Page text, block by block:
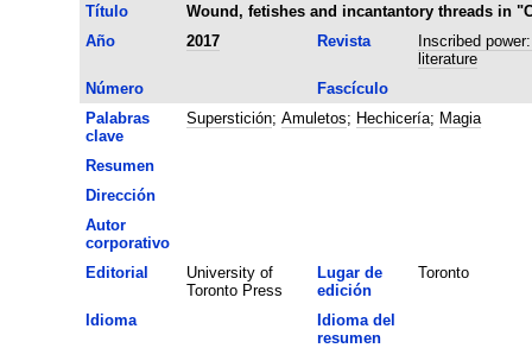
Título
Wound, fetishes and incantantory threads in
Año
2017 Revista
Inscribed
literature
Número
Fascículo
Palabras
clave
Superstición; Amuletos; Hechicería; Magia
Resumen
Dirección
Autor
corporativo
Editorial
University of
Toronto Press
Lugar de
edición
Toronto
Idioma
Idioma del
resumen